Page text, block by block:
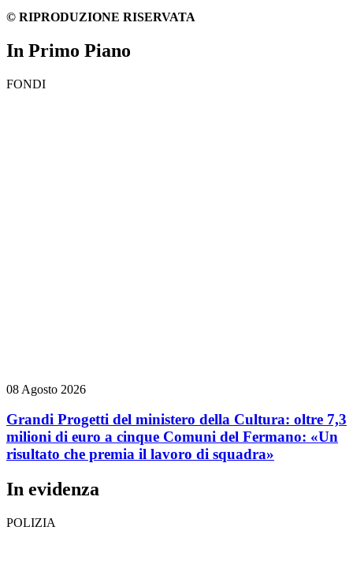
© RIPRODUZIONE RISERVATA
In Primo Piano
FONDI
08 Agosto 2026
Grandi Progetti del ministero della Cultura: oltre 7,3
milioni di euro a cinque Comuni del Fermano: «Un
risultato che premia il lavoro di squadra»
In evidenza
POLIZIA